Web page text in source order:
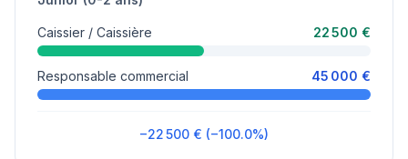
Caissier / Caissière 22 500 €
Responsable commercial 45 000 €
−22 500 € (−100.0%)